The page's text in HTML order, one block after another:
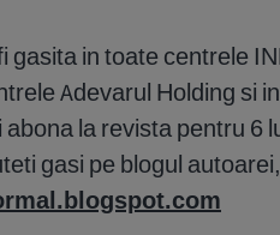
gasita in toate centrele
Adevarul Holding si
la revista pentru 6
gasi pe blogul